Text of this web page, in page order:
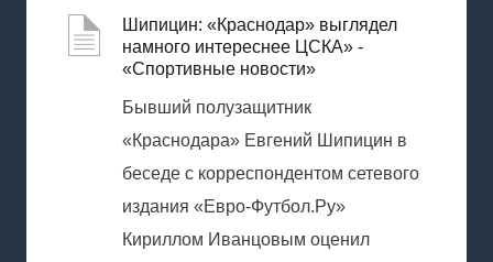
Шипицин: «Краснодар» выглядел
намного интереснее ЦСКА» -
«Спортивные новости»
Бывший полузащитник
«Краснодара» Евгений Шипицин в
беседе с корреспондентом сетевого
издания «Евро-Футбол.Ру»
Кириллом Иванцовым оценил